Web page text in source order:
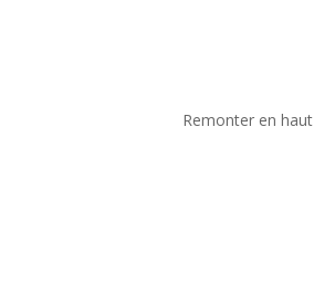
Remonter en haut